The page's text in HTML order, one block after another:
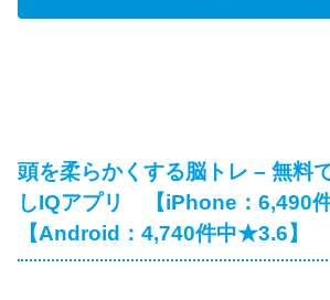
頭を柔らかくする脳トレ – 無料
しIQアプリ 【iPhone：6,490
【Android：4,740件中★3.6】